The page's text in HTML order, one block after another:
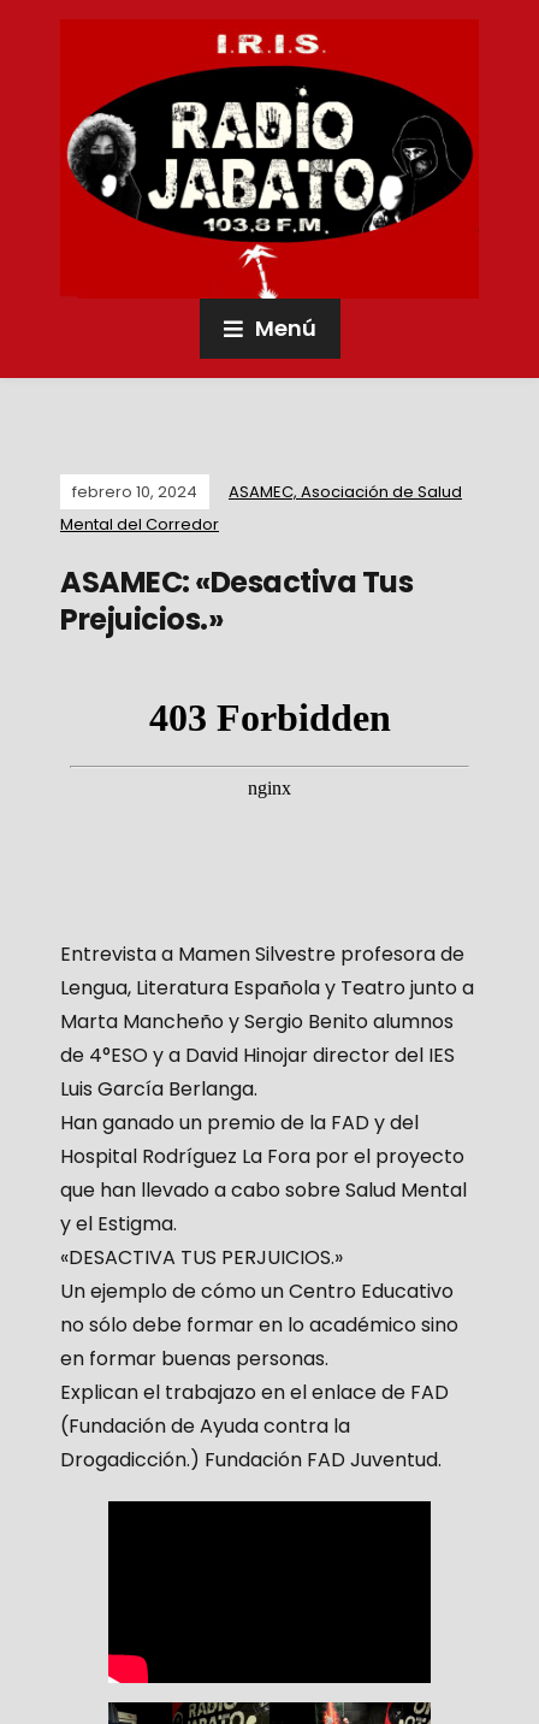
Menú
febrero 10, 2024
ASAMEC, Asociación de Salud
Mental del Corredor
ASAMEC: «Desactiva Tus
Prejuicios.»
Entrevista a Mamen Silvestre profesora de
Lengua, Literatura Española y Teatro junto a
Marta Mancheño y Sergio Benito alumnos
de 4°ESO y a David Hinojar director del IES
Luis García Berlanga.
Han ganado un premio de la FAD y del
Hospital Rodríguez La Fora por el proyecto
que han llevado a cabo sobre Salud Mental
y el Estigma.
«DESACTIVA TUS PERJUICIOS.»
Un ejemplo de cómo un Centro Educativo
no sólo debe formar en lo académico sino
en formar buenas personas.
Explican el trabajazo en el enlace de FAD
(Fundación de Ayuda contra la
Drogadicción.) Fundación FAD Juventud.